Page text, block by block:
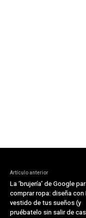
Artículo anterior
La ‘brujería’ de Google
comprar ropa: diseña con
vestido de tus sueños (y
pruébatelo sin salir de